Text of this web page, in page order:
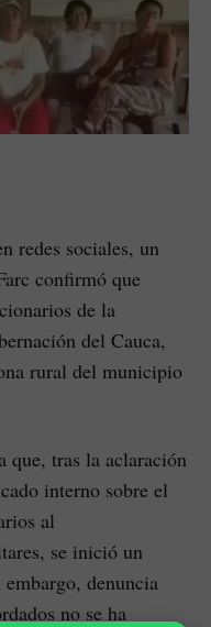
redes sociales, un
confirmó que
de la
del Cauca,
rural del municipio
que, tras la aclaración
interno sobre el
al
se inició un
denuncia
no se ha